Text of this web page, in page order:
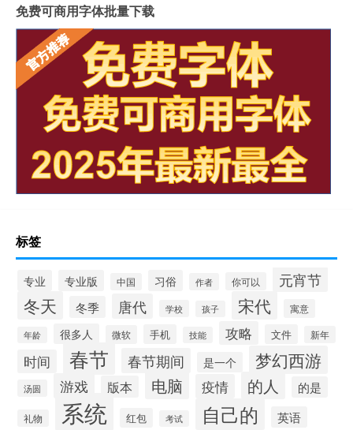
免费可商用字体批量下载
标签
专业 专业版 中国 习俗 作者 你可以 元宵节
冬天 冬季 唐代 学校 孩子 宋代 寓意
年龄 很多人 微软 手机 技能 攻略 文件 新年
时间 春节 春节期间 是一个 梦幻西游
汤圆 游戏 版本 电脑 疫情 的人 的是
礼物 系统 红包 考试 自己的 英语